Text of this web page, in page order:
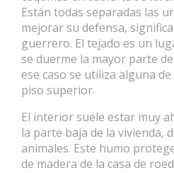
Están todas separadas las
mejorar su defensa,
guerrero. El tejado es un
se duerme la mayor parte
ese caso se utiliza alguna
piso superior.
El interior suele estar muy
la parte baja de la vivienda,
animales. Este humo
de madera de la casa de